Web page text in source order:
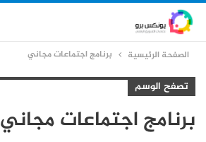
الصفحة الرئيسية برنامج اجتماعات مجاني
تصفح الوسم
برنامج اجتماعات مجاني